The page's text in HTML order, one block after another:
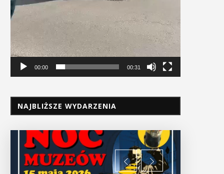
00:00 00:31
NAJBLIŻSZE WYDARZENIA